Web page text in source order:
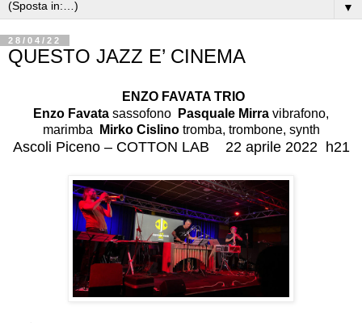
▼
28/04/22
QUESTO JAZZ E’ CINEMA
ENZO FAVATA TRIO
Enzo Favata sassofono Pasquale Mirra vibrafono,
marimba
Mirko Cislino tromba, trombone, synth
Ascoli Piceno – COTTON LAB 22 aprile 2022 h21